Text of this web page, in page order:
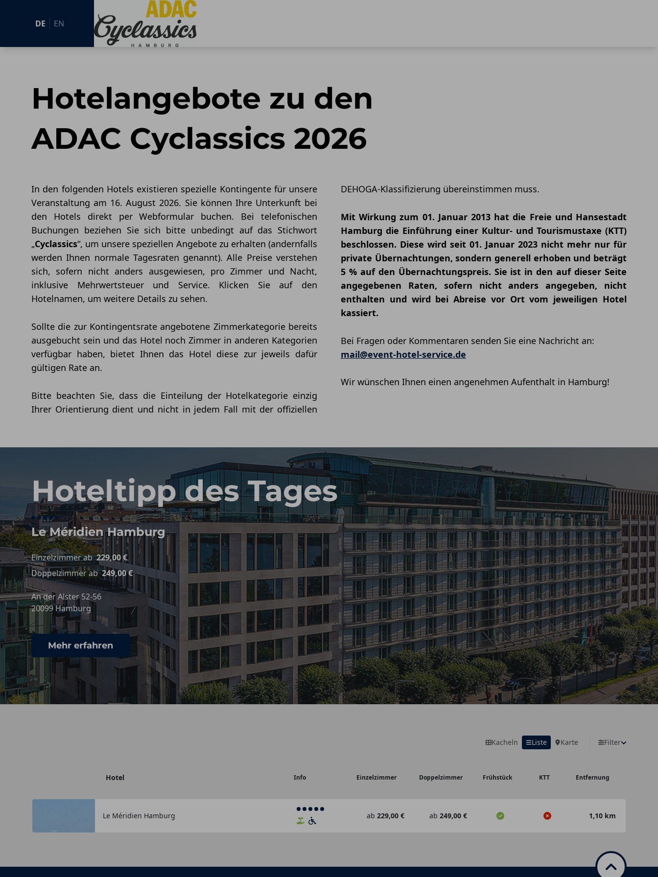
DE EN
Hotelangebote zu den
ADAC Cyclassics 2026
In den folgenden Hotels existieren spezielle Kontingente für unsere
Veranstaltung am 16. August 2026. Sie können Ihre Unterkunft bei
den Hotels direkt per Webformular buchen. Bei telefonischen
Buchungen beziehen Sie sich bitte unbedingt auf das Stichwort
„Cyclassics“, um unsere speziellen Angebote zu erhalten (andernfalls
werden Ihnen normale Tagesraten genannt). Alle Preise verstehen
sich, sofern nicht anders ausgewiesen, pro Zimmer und Nacht,
inklusive Mehrwertsteuer und Service. Klicken Sie auf den
Hotelnamen, um weitere Details zu sehen.
Sollte die zur Kontingentsrate angebotene Zimmerkategorie bereits
ausgebucht sein und das Hotel noch Zimmer in anderen Kategorien
verfügbar haben, bietet Ihnen das Hotel diese zur jeweils dafür
gültigen Rate an.
Bitte beachten Sie, dass die Einteilung der Hotelkategorie einzig
Ihrer Orientierung dient und nicht in jedem Fall mit der offiziellen
DEHOGA-Klassifizierung übereinstimmen muss.
Mit Wirkung zum 01. Januar 2013 hat die Freie und Hansestadt
Hamburg die Einführung einer Kultur- und Tourismustaxe (KTT)
beschlossen. Diese wird seit 01. Januar 2023 nicht mehr nur für
private Übernachtungen, sondern generell erhoben und beträgt
5 % auf den Übernachtungspreis. Sie ist in den auf dieser Seite
angegebenen Raten, sofern nicht anders angegeben, nicht
enthalten und wird bei Abreise vor Ort vom jeweiligen Hotel
kassiert.
Bei Fragen oder Kommentaren senden Sie eine Nachricht an:
mail@event-hotel-service.de
Wir wünschen Ihnen einen angenehmen Aufenthalt in Hamburg!
Hoteltipp des Tages
Le Méridien Hamburg
Einzelzimmer ab229,00 €
Doppelzimmer ab249,00 €
An der Alster 52-56
20099 Hamburg
Mehr erfahren
Kacheln Liste Karte Filter
Hotel Info Einzelzimmer Doppelzimmer Frühstück KTT Entfernung
Le Méridien Hamburg ab 229,00 € ab 249,00 € 1,10 km